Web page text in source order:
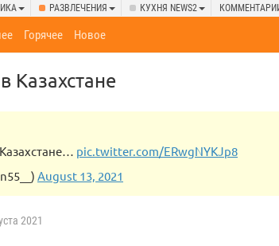
РАЗВЛЕЧЕНИЯ КУХНЯ NEWS2
Горячее Новое
Казахстане
pic.twitter.com/ERwgNYKJp8
August 13, 2021
2021